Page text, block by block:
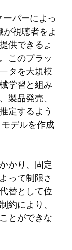
パーによっ
が視聴者をよ
供できるよ
このプラッ
タを大規模
学習と組み
製品発売、
定するよう
デルを作成
かり、固定
って制限さ
替として位
約により、
とができな